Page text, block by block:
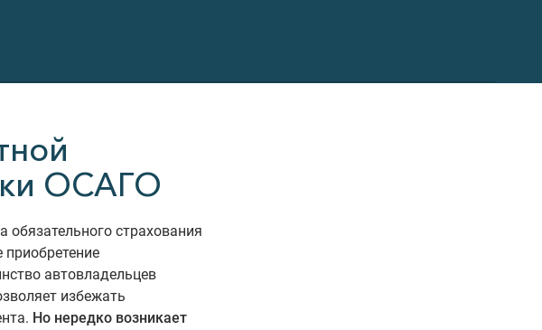
ОСАГО
обязательного страхования
автовладельцев
избежать
Но нередко возникает